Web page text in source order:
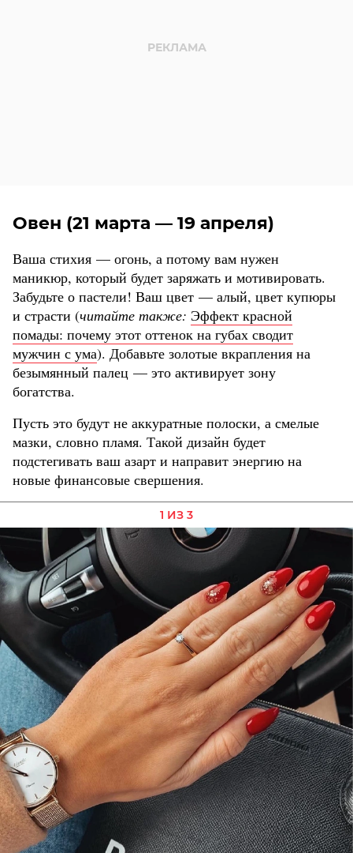
Овен (21 марта — 19 апреля)
Ваша стихия — огонь, а потому вам нужен
маникюр, который будет заряжать и мотивировать.
Забудьте о пастели! Ваш цвет — алый, цвет купюры
и страсти (читайте также: Эффект красной
помады: почему этот оттенок на губах сводит
мужчин с ума). Добавьте золотые вкрапления на
безымянный палец — это активирует зону
богатства.
Пусть это будут не аккуратные полоски, а смелые
мазки, словно пламя. Такой дизайн будет
подстегивать ваш азарт и направит энергию на
новые финансовые свершения.
1 ИЗ 3